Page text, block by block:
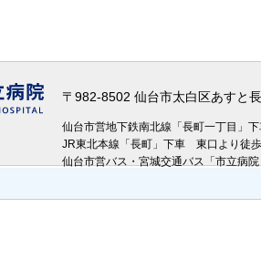
〒982-8502 仙台市太白区あす
仙台市営地下鉄南北線「長町一丁目
JR東北本線「長町」下車 東口より徒
仙台市営バス・宮城交通バス「市立病